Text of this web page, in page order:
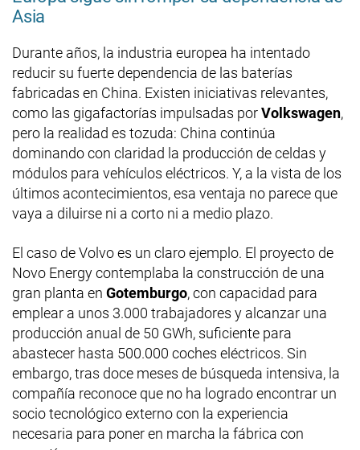
Asia
Durante años, la industria europea ha intentado
reducir su fuerte dependencia de las baterías
fabricadas en China. Existen iniciativas relevantes,
como las gigafactorías impulsadas porVolkswagen,
pero la realidad es tozuda: China continúa
dominando con claridad la producción de celdas y
módulos para vehículos eléctricos. Y, a la vista de los
últimos acontecimientos, esa ventaja no parece que
vaya a diluirse ni a corto ni a medio plazo.
El caso de Volvo es un claro ejemplo. El proyecto de
Novo Energy contemplaba la construcción de una
gran planta en Gotemburgo, con capacidad para
emplear a unos 3.000 trabajadores y alcanzar una
producción anual de 50 GWh, suficiente para
abastecer hasta 500.000 coches eléctricos. Sin
embargo, tras doce meses de búsqueda intensiva, la
compañía reconoce que no ha logrado encontrar un
socio tecnológico externo con la experiencia
necesaria para poner en marcha la fábrica con